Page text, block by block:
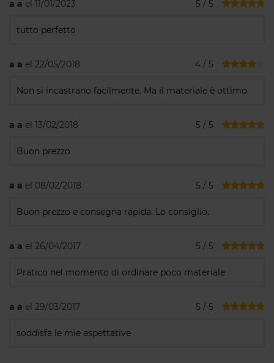
Lotto 10 separatori 302 e 402
cassetti modello 302 e 402.
4,69€
a a el 11/01/2023 5 / 5
tutto perfetto
a a el 22/05/2018 4 / 5
Non si incastrano facilmente. Ma il materiale è ottimo.
a a el 13/02/2018 5 / 5
Buon prezzo
a a el 08/02/2018 5 / 5
Buon prezzo e consegna rapida. Lo consiglio.
a a el 26/04/2017 5 / 5
Pratico nel momento di ordinare poco materiale
a a el 29/03/2017 5 / 5
soddisfa le mie aspettative